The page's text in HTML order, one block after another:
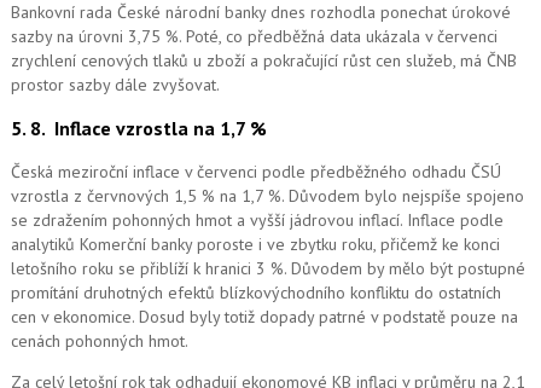
Bankovní rada České národní banky dnes rozhodla ponechat úrokové
sazby na úrovni 3,75 %. Poté, co předběžná data ukázala v červenci
zrychlení cenových tlaků u zboží a pokračující růst cen služeb, má ČNB
prostor sazby dále zvyšovat.
5. 8. Inflace vzrostla na 1,7 %
Česká meziroční inflace v červenci podle předběžného odhadu ČSÚ
vzrostla z červnových 1,5 % na 1,7 %. Důvodem bylo nejspíše spojeno
se zdražením pohonných hmot a vyšší jádrovou inflací. Inflace podle
analytiků Komerční banky poroste i ve zbytku roku, přičemž ke konci
letošního roku se přiblíží k hranici 3 %. Důvodem by mělo být postupné
promítání druhotných efektů blízkovýchodního konfliktu do ostatních
cen v ekonomice. Dosud byly totiž dopady patrné v podstatě pouze na
cenách pohonných hmot.
Za celý letošní rok tak odhadují ekonomové KB inflaci v průměru na 2,1